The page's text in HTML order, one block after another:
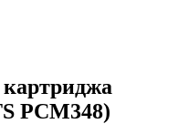
картриджа
PCM348)